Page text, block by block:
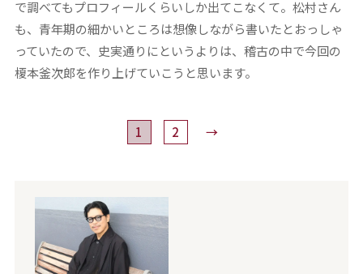
で調べてもプロフィールくらいしか出てこなくて。松村さん
も、青年期の細かいところは想像しながら書いたとおっしゃ
っていたので、史実通りにというよりは、稽古の中で今回の
榎本釜次郎を作り上げていこうと思います。
1 2 →